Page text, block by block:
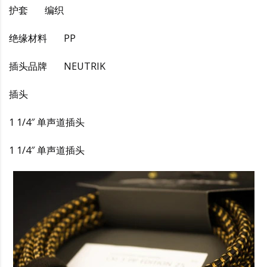
护套 编织
绝缘材料 PP
插头品牌 NEUTRIK
插头
1 1/4″ 单声道插头
1 1/4″ 单声道插头